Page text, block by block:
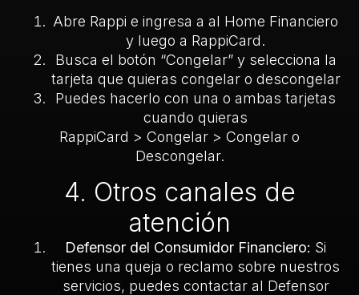
Abre Rappi e ingresa a al Home Financiero
y luego a RappiCard.
Busca el botón “Congelar” y selecciona la
tarjeta que quieras congelar o descongelar
Puedes hacerlo con una o ambas tarjetas
cuando quieras
RappiCard > Congelar > Congelar o
Descongelar.
4. Otros canales de
atención
Defensor del Consumidor Financiero: Si
tienes una queja o reclamo sobre nuestros
servicios, puedes contactar al Defensor